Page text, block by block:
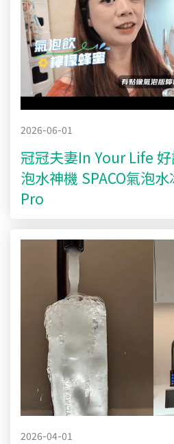
2026-06-01
冠冠夫妻In Your Life
泡水神機 SPACO氣泡
Pro
2026-04-01